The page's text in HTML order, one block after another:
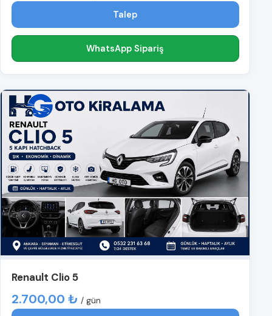
Talep
WhatsApp Sipariş
Renault Clio 5
2.700,00 ₺ / gün